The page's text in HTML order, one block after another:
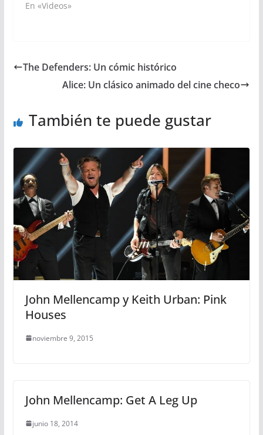
En «Videos»
The Defenders: Un cómic histórico
Alice: Un clásico animado del cine checo
También te puede gustar
John Mellencamp y Keith Urban: Pink
Houses
noviembre 9, 2015
John Mellencamp: Get A Leg Up
junio 18, 2014